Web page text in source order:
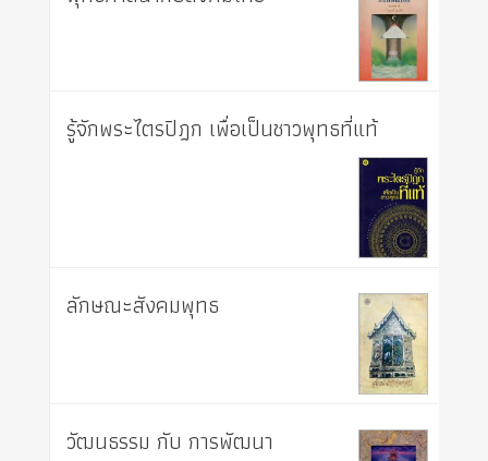
รู้จักพระไตรปิฎก เพื่อเป็นชาวพุทธที่แท้
ลักษณะสังคมพุทธ
วัฒนธรรม กับ การพัฒนา